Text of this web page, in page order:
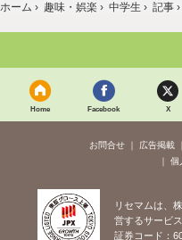
ホーム › 趣味・娯楽 › 中学生 › 記事 ›
Home Facebook X
お問合せ 広告掲載
個
リセマムは、
営するサービス
証券コード：